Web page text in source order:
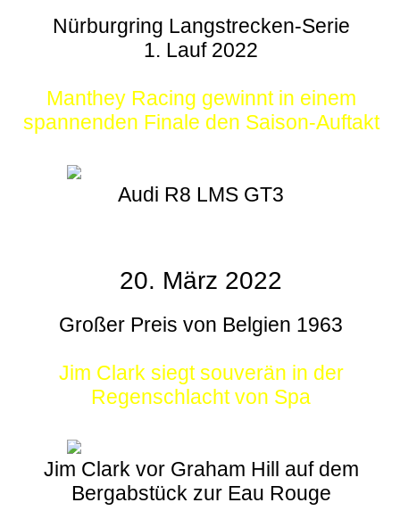
Nürburgring Langstrecken-Serie
1. Lauf 2022
Manthey Racing gewinnt in einem
spannenden Finale den Saison-Auftakt
Audi R8 LMS GT3
20. März 2022
Großer Preis von Belgien 1963
Jim Clark siegt souverän in der
Regenschlacht von Spa
Jim Clark vor Graham Hill auf dem
Bergabstück zur Eau Rouge